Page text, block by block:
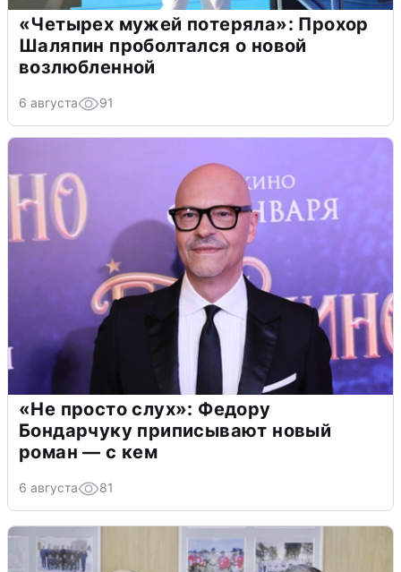
«Четырех мужей потеряла»: Прохор
Шаляпин проболтался о новой
возлюбленной
6 августа 91
«Не просто слух»: Федору
Бондарчуку приписывают новый
роман — с кем
6 августа 81